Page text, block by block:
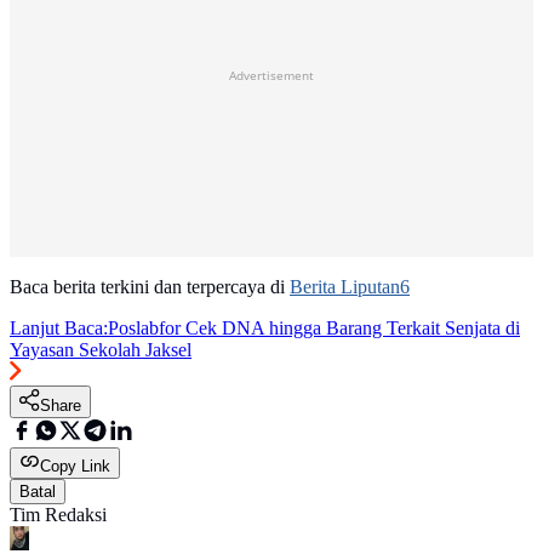
Advertisement
Baca berita terkini dan terpercaya di Berita Liputan6
Lanjut Baca:Poslabfor Cek DNA hingga Barang Terkait Senjata di
Yayasan Sekolah Jaksel
Share
Copy Link
Batal
Tim Redaksi